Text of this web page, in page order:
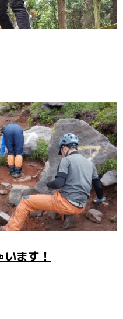
ます！